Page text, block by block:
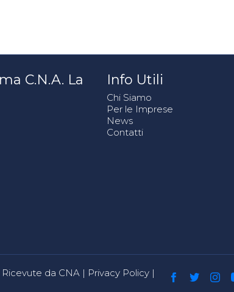
C.N.A. La
Info Utili
Chi Siamo
Per le Imprese
News
Contatti
da CNA | Privacy Policy |